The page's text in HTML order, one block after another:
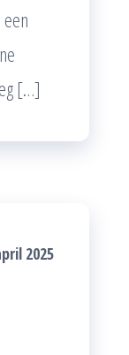
[…]
2025